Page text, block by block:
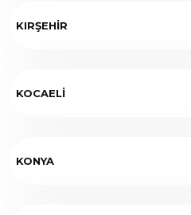
KIRŞEHİR
KOCAELİ
KONYA